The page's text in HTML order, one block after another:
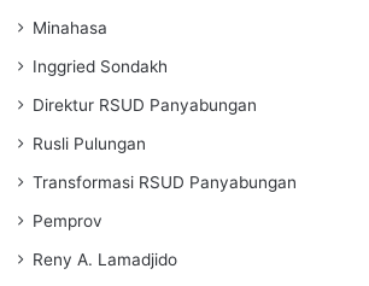
Minahasa
Inggried Sondakh
Direktur RSUD Panyabungan
Rusli Pulungan
Transformasi RSUD Panyabungan
Pemprov
Reny A. Lamadjido